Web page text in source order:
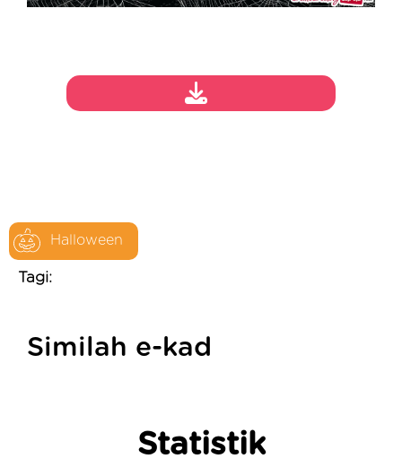
Halloween
Tagi:
Similah e-kad
Statistik